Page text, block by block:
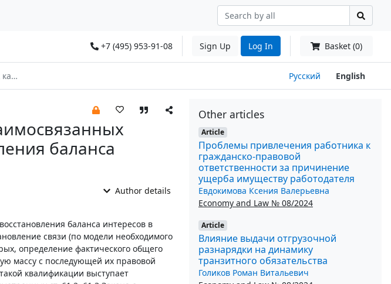
+7 (495) 953-91-08 Sign Up Log In Basket (0)
Русский English
баланса
Author details
баланса интересов в
связи (по модели необходимого
определение фактического общего
массу с последующей их правовой
квалификации выступает
Other articles
Article
Проблемы привлечения работника к
гражданско-правовой
ответственности за причинение
ущерба имуществу работодателя
Евдокимова Ксения Валерьевна
Economy and Law № 08/2024
Article
Влияние выдачи отгрузочной
разнарядки на динамику
транзитного обязательства
Голиков Роман Витальевич